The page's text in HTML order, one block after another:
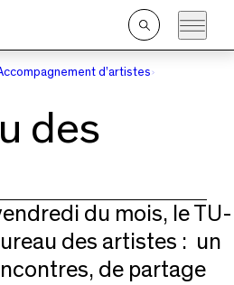
navigationprincipal
Ouvrir
la
d’artistes
des
du mois, le TU-
des artistes : un
de partage